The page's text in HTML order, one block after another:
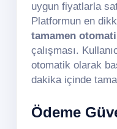
uygun fiyatlarla
Platformun en
tamamen
çalışması.
otomatik olarak
dakika içinde
Ödeme